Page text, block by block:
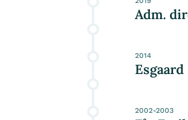
Adm.
2014
2002-2003